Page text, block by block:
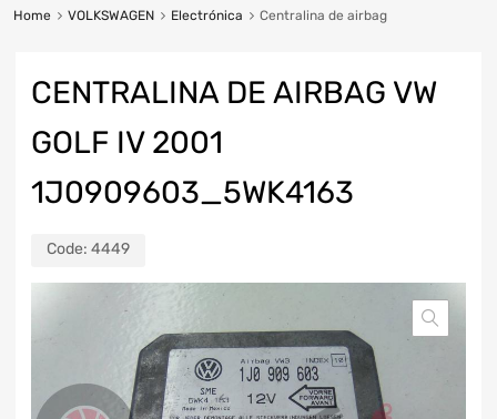
Home VOLKSWAGEN Electrónica Centralina de airbag
CENTRALINA DE AIRBAG VW
GOLF IV 2001
1J0909603_5WK4163
Code: 4449